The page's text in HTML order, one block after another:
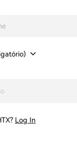
Log In